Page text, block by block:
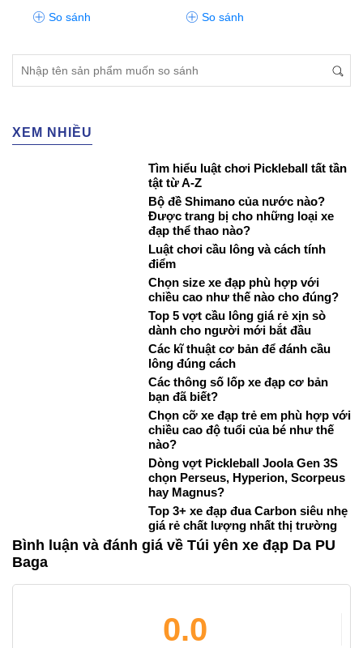
So sánh So sánh
XEM NHIỀU
Tìm hiểu luật chơi Pickleball tất tần
tật từ A-Z
Bộ đề Shimano của nước nào?
Được trang bị cho những loại xe
đạp thể thao nào?
Luật chơi cầu lông và cách tính
điểm
Chọn size xe đạp phù hợp với
chiều cao như thế nào cho đúng?
Top 5 vợt cầu lông giá rẻ xịn sò
dành cho người mới bắt đầu
Các kĩ thuật cơ bản để đánh cầu
lông đúng cách
Các thông số lốp xe đạp cơ bản
bạn đã biết?
Chọn cỡ xe đạp trẻ em phù hợp với
chiều cao độ tuổi của bé như thế
nào?
Dòng vợt Pickleball Joola Gen 3S
chọn Perseus, Hyperion, Scorpeus
hay Magnus?
Top 3+ xe đạp đua Carbon siêu nhẹ
giá rẻ chất lượng nhất thị trường
Bình luận và đánh giá về Túi yên xe đạp Da PU
Baga
0.0